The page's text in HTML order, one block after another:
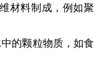
材料制成，例如聚
的颗粒物质，如食